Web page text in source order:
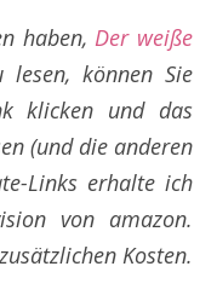
haben,Der weiße
lesen, können Sie
klicken und das
(und die anderen
Links erhalte ich
von amazon.
Kosten.